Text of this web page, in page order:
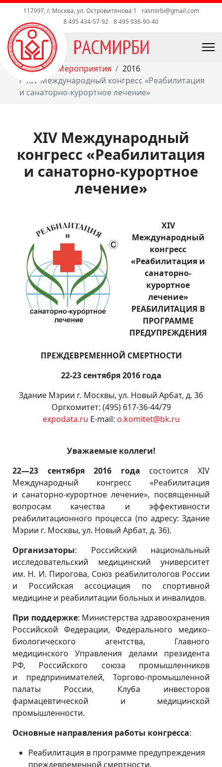
117997, г. Москва, ул. Островитянова 1
rasmirbi@gmail.com
8 495 434-57-92 8 495 936-90-40
Главная Мероприятия
2016
XIV Международный конгресс «Реабилитация
и санаторно-курортное лечение»
XIV Международный
конгресс «Реабилитация
и санаторно-курортное
лечение»
XIV
Международный
конгресс
«Реабилитация и
санаторно-
курортное
лечение»
РЕАБИЛИТАЦИЯ В
ПРОГРАММЕ
ПРЕДУПРЕЖДЕНИЯ
ПРЕЖДЕВРЕМЕННОЙ СМЕРТНОСТИ
22-23 сентября 2016 года
Здание Мэрии г. Москвы, ул. Новый Арбат, д. 36
Оргкомитет: (495) 617-36-44/79
expodata.ru E-mail: o.komitet@bk.ru
Уважаемые коллеги!
22—23 сентября 2016 года состоится XIV
Международный конгресс «Реабилитация
и санаторно-курортное лечение», посвященный
вопросам качества и эффективности
реабилитационного процесса (по адресу: Здание
Мэрии г. Москвы, ул. Новый Арбат, д. 36).
Организаторы: Российский национальный
исследовательский медицинский университет
им. Н. И. Пирогова, Союз реабилитологов России
и Российская ассоциация по спортивной
медицине и реабилитации больных и инвалидов.
При поддержке: Министерства здравоохранения
Российской Федерации, Федерального медико-
биологического агентства, Главного
медицинского Управления делами президента
РФ, Российского союза промышленников
и предпринимателей, Торгово-промышленной
палаты России, Клуба инвесторов
фармацевтической и медицинской
промышленности.
Основные направления работы конгресса:
Реабилитация в программе предупреждения
преждевременной смертности.